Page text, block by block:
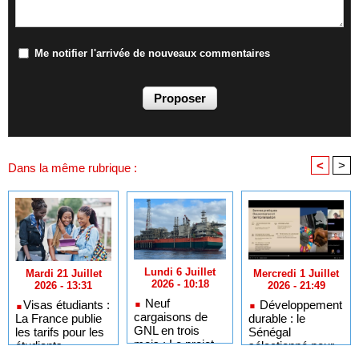
Me notifier l'arrivée de nouveaux commentaires
Dans la même rubrique : < >
Mardi 21 Juillet
2026 - 13:31
​Visas étudiants :
La France publie
les tarifs pour les
étudiants
Lundi 6 Juillet
2026 - 10:18
Neuf
cargaisons de
GNL en trois
mois : Le projet
Mercredi 1 Juillet
2026 - 21:49
Développement
durable : le
Sénégal
sélectionné pour